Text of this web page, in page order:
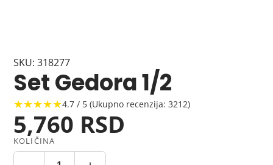
SKU: 318277
Set Gedora 1/2
★★★★★4.7 / 5 (Ukupno recenzija: 3212)
5,760 RSD
KOLIČINA